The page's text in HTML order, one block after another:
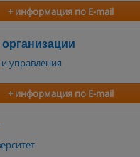
+ информация по E-mail
управления
+ информация по E-mail